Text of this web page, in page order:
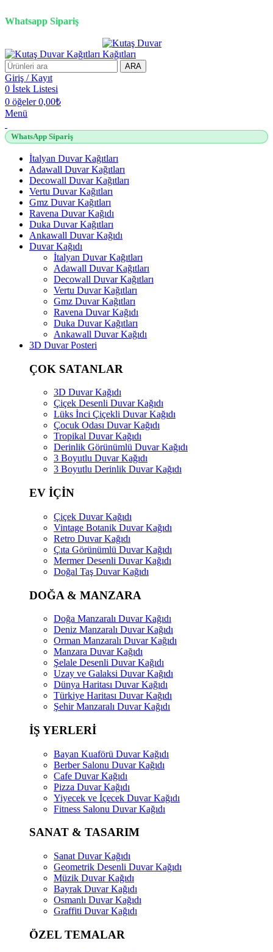
Whatsapp Sipariş
ARA
Giriş / Kayıt
0 İstek Listesi
0 öğeler 0,00₺
Menü
WhatsApp Sipariş
İtalyan Duvar Kağıtları
Adawall Duvar Kağıtları
Decowall Duvar Kağıtları
Vertu Duvar Kağıtları
Gmz Duvar Kağıtları
Ravena Duvar Kağıdı
Duka Duvar Kağıtları
Ankawall Duvar Kağıdı
Duvar Kağıdı
İtalyan Duvar Kağıtları
Adawall Duvar Kağıtları
Decowall Duvar Kağıtları
Vertu Duvar Kağıtları
Gmz Duvar Kağıtları
Ravena Duvar Kağıdı
Duka Duvar Kağıtları
Ankawall Duvar Kağıdı
3D Duvar Posteri
ÇOK SATANLAR
3D Duvar Kağıdı
Çiçek Desenli Duvar Kağıdı
Lüks İnci Çiçekli Duvar Kağıdı
Çocuk Odası Duvar Kağıdı
Tropikal Duvar Kağıdı
Derinlik Görünümlü Duvar Kağıdı
3 Boyutlu Duvar Kağıdı
3 Boyutlu Derinlik Duvar Kağıdı
EV İÇİN
Çiçek Duvar Kağıdı
Vintage Botanik Duvar Kağıdı
Retro Duvar Kağıdı
Çıta Görünümlü Duvar Kağıdı
Mermer Desenli Duvar Kağıdı
Doğal Taş Duvar Kağıdı
DOĞA & MANZARA
Doğa Manzaralı Duvar Kağıdı
Deniz Manzaralı Duvar Kağıdı
Orman Manzaralı Duvar Kağıdı
Manzara Duvar Kağıdı
Şelale Desenli Duvar Kağıdı
Uzay ve Galaksi Duvar Kağıdı
Dünya Haritası Duvar Kağıdı
Türkiye Haritası Duvar Kağıdı
Şehir Manzaralı Duvar Kağıdı
İŞ YERLERİ
Bayan Kuaförü Duvar Kağıdı
Berber Salonu Duvar Kağıdı
Cafe Duvar Kağıdı
Pizza Duvar Kağıdı
Yiyecek ve İçecek Duvar Kağıdı
Fitness Salonu Duvar Kağıdı
SANAT & TASARIM
Sanat Duvar Kağıdı
Geometrik Desenli Duvar Kağıdı
Müzik Duvar Kağıdı
Bayrak Duvar Kağıdı
Osmanlı Duvar Kağıdı
Graffiti Duvar Kağıdı
ÖZEL TEMALAR